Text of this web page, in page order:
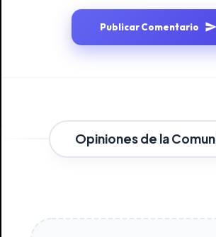
Publicar Comentario
Opiniones de la